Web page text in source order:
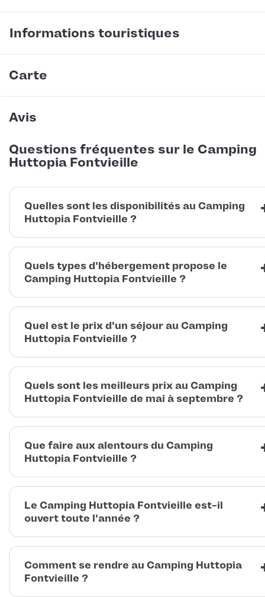
Informations touristiques
Carte
Avis
Questions fréquentes sur le Camping
Huttopia Fontvieille
Quelles sont les disponibilités au Camping
Huttopia Fontvieille ?
Quels types d'hébergement propose le
Camping Huttopia Fontvieille ?
Quel est le prix d'un séjour au Camping
Huttopia Fontvieille ?
Quels sont les meilleurs prix au Camping
Huttopia Fontvieille de mai à septembre ?
Que faire aux alentours du Camping
Huttopia Fontvieille ?
Le Camping Huttopia Fontvieille est-il
ouvert toute l'année ?
Comment se rendre au Camping Huttopia
Fontvieille ?